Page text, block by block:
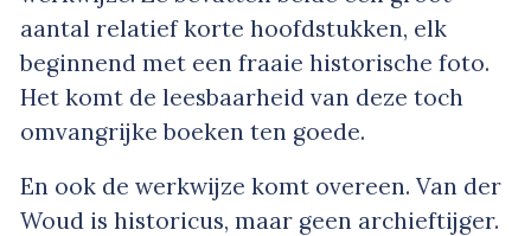
aantal relatief korte hoofdstukken, elk
beginnend met een fraaie historische foto.
Het komt de leesbaarheid van deze toch
omvangrijke boeken ten goede.
En ook de werkwijze komt overeen. Van der
Woud is historicus, maar geen archieftijger.